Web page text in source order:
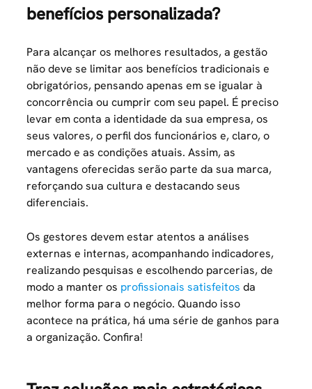
benefícios personalizada?
Para alcançar os melhores resultados, a gestão
não deve se limitar aos benefícios tradicionais e
obrigatórios, pensando apenas em se igualar à
concorrência ou cumprir com seu papel. É preciso
levar em conta a identidade da sua empresa, os
seus valores, o perfil dos funcionários e, claro, o
mercado e as condições atuais. Assim, as
vantagens oferecidas serão parte da sua marca,
reforçando sua cultura e destacando seus
diferenciais.
Os gestores devem estar atentos a análises
externas e internas, acompanhando indicadores,
realizando pesquisas e escolhendo parcerias, de
modo a manter os profissionais satisfeitos da
melhor forma para o negócio. Quando isso
acontece na prática, há uma série de ganhos para
a organização. Confira!